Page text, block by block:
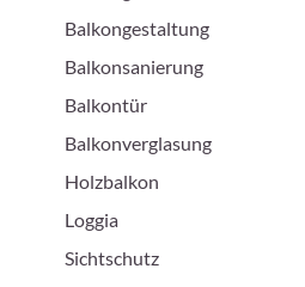
Balkongestaltung
Balkonsanierung
Balkontür
Balkonverglasung
Holzbalkon
Loggia
Sichtschutz